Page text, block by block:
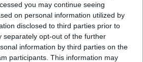
you may continue seeing
on personal information utilized by
disclosed to third parties prior to
separately opt-out of the further
information by third parties on the
participants. This information may